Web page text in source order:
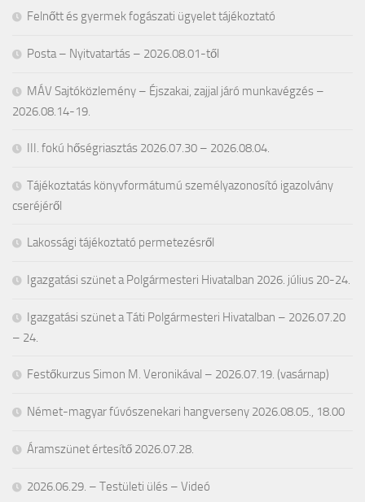
Felnőtt és gyermek fogászati ügyelet tájékoztató
Posta – Nyitvatartás – 2026.08.01-től
MÁV Sajtóközlemény – Éjszakai, zajjal járó munkavégzés –
2026.08.14-19.
III. fokú hőségriasztás 2026.07.30 – 2026.08.04.
Tájékoztatás könyvformátumú személyazonosító igazolvány
cseréjéről
Lakossági tájékoztató permetezésről
Igazgatási szünet a Polgármesteri Hivatalban 2026. július 20-24.
Igazgatási szünet a Táti Polgármesteri Hivatalban – 2026.07.20
– 24.
Festőkurzus Simon M. Veronikával – 2026.07.19. (vasárnap)
Német-magyar fúvószenekari hangverseny 2026.08.05., 18.00
Áramszünet értesítő 2026.07.28.
2026.06.29. – Testületi ülés – Videó